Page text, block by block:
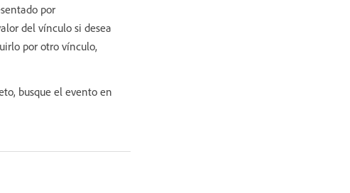
por
del vínculo si desea
por otro vínculo,
busque el evento en